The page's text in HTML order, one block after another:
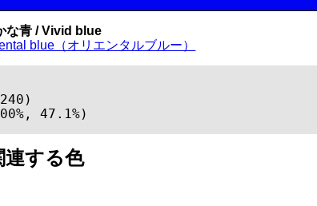
な青 / Vivid blue
blue（オリエンタルブルー）
47.1%)
する色